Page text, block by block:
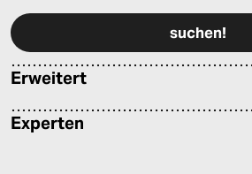
Erweitert
Experten